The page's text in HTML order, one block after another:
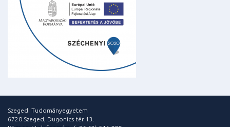
Szegedi Tudományegyetem
6720 Szeged, Dugonics tér 13.